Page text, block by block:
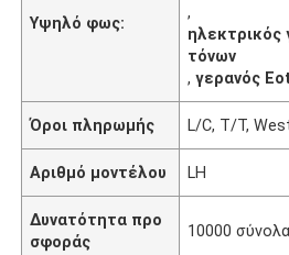
Υψηλό φως:
,
ηλεκτρικός
τόνων
,γερανός
Όροι πληρωμής L/C, T/T,
Αριθμό μοντέλου LH
Δυνατότητα προ
σφοράς
10000